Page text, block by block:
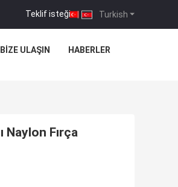
Turkish
Teklif isteği |
BIZE ULAŞIN HABERLER
Naylon Fırça